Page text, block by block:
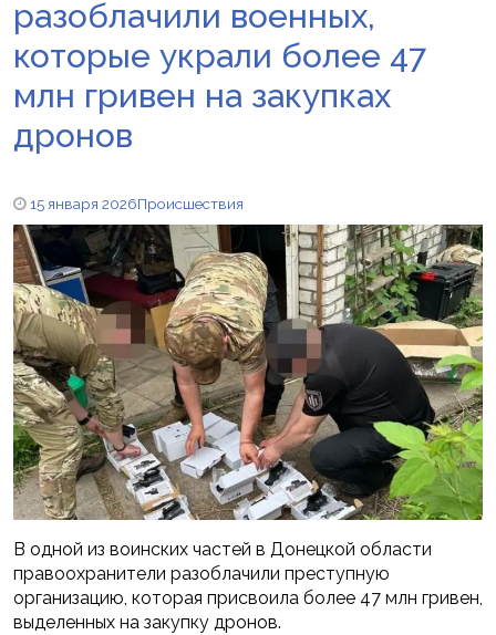
разоблачили военных,
которые украли более 47
млн гривен на закупках
дронов
15 января 2026Происшествия
В одной из воинских частей в Донецкой области
правоохранители разоблачили преступную
организацию, которая присвоила более 47 млн гривен,
выделенных на закупку дронов.